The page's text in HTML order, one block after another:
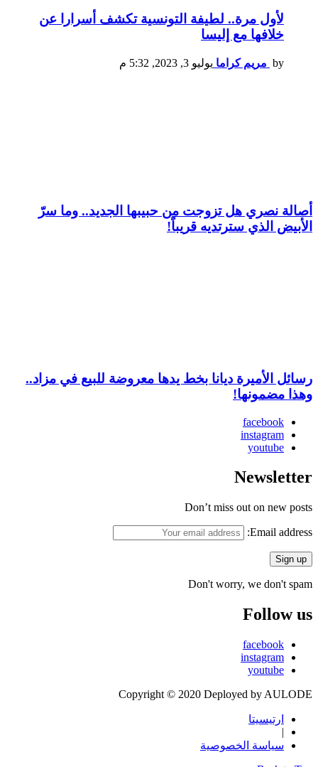
لأول مرة.. لطيفة التونسية تكشف أسرارا عن
خلافها مع إليسا
by مريم كراما يوليو 3, 2023, 5:32 م
أصالة نصري هل تزوجت من حبيبها الجديد.. وما سرّ
الأبيض الذي سترتديه قريباً!
رسائل الأميرة ديانا بخط يدها معروضة للبيع في مزاد..
وهذا مضمونها!
facebook
instagram
youtube
Newsletter
Don’t miss out on new posts
Email address:
Don't worry, we don't spam
Follow us
facebook
instagram
youtube
Copyright © 2020 Deployed by AULODE
ارتيسيتا
|
سياسة الخصوصية